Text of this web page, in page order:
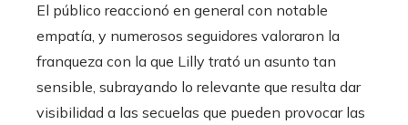
El público reaccionó en general con notable
empatía, y numerosos seguidores valoraron la
franqueza con la que Lilly trató un asunto tan
sensible, subrayando lo relevante que resulta dar
visibilidad a las secuelas que pueden provocar las